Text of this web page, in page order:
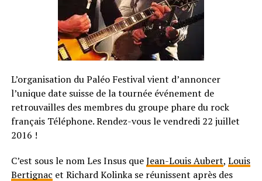
L’organisation du Paléo Festival vient d’annoncer
l’unique date suisse de la tournée événement de
retrouvailles des membres du groupe phare du rock
français Téléphone. Rendez-vous le vendredi 22 juillet
2016 !
C’est sous le nom Les Insus queJean-Louis Aubert, Louis
Bertignac et Richard Kolinka se réunissent après des